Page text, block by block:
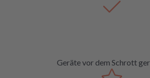
Geräte vor dem Schrott